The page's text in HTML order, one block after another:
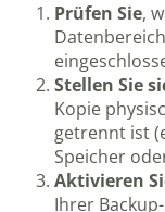
Prüfen Sie,
Stellen Sie
Kopie
getrennt ist
Speicher
Aktivieren
Ihrer